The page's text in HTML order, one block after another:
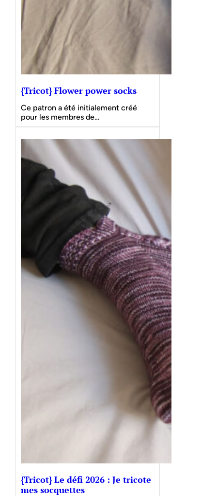
{Tricot} Flower power socks
Ce patron a été initialement créé
pour les membres de…
{Tricot} Le défi 2026 : Je tricote
mes socquettes